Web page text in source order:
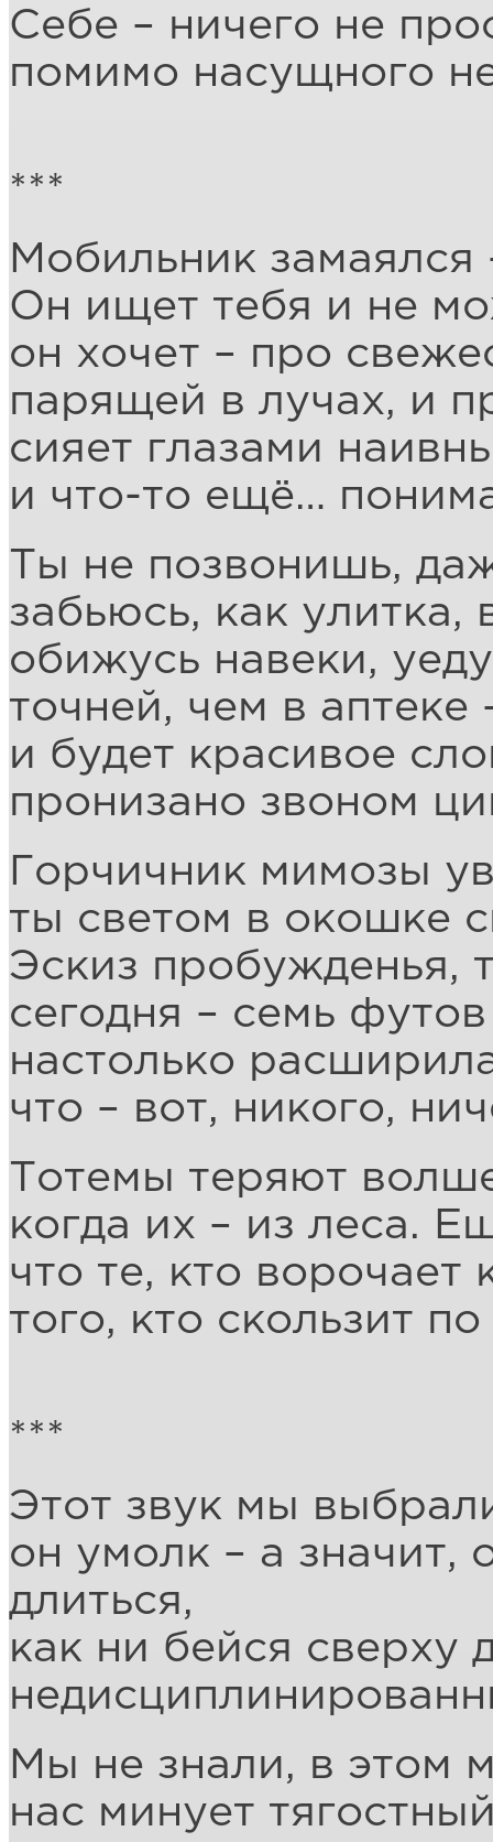
Себе – ничего не
помимо насущного
***
Мобильник замаялся
Он ищет тебя и не
он хочет – про
парящей в лучах, и
сияет глазами
и что-то ещё…
Ты не позвонишь,
забьюсь, как улитка,
обижусь навеки,
точней, чем в
и будет красивое
пронизано звоном
Горчичник мимозы
ты светом в окошке
Эскиз пробужденья,
сегодня – семь
настолько
что – вот, никого,
Тотемы теряют
когда их – из леса.
что те, кто ворочает
того, кто скользит
***
Этот звук мы
он умолк – а значит,
длиться,
как ни бейся сверху
Мы не знали, в этом
нас минует